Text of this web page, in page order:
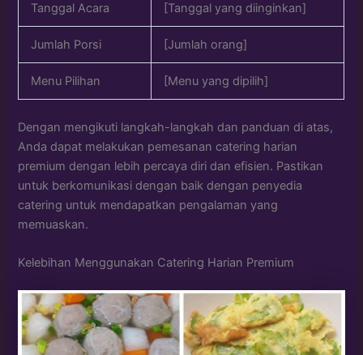
Tanggal Acara [Tanggal yang diinginkan]
Jumlah Porsi [Jumlah orang]
Menu Pilihan [Menu yang dipilih]
Dengan mengikuti langkah-langkah dan panduan di atas,
Anda dapat melakukan pemesanan catering harian
premium dengan lebih percaya diri dan efisien. Pastikan
untuk berkomunikasi dengan baik dengan penyedia
catering untuk mendapatkan pengalaman yang
memuaskan.
Kelebihan Menggunakan Catering Harian Premium